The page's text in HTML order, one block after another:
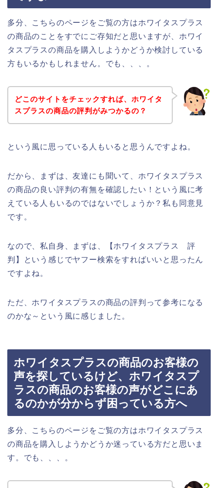
多分、こちらのページをご覧の方はホワイタスプラス
の商品のことをすでにご存知だと思いますが、ホワイ
タスプラスの商品を購入しようかどうか検討している
方もいるかもしれません。でも、、、。
どこのサイトをチェックすれば、ホワイタ
スプラスの商品の評判がみつかるの？
という風に思っている人もいると思うんですよね。
だから、まずは、友達にも聞いて、ホワイタスプラス
の商品の良い評判の有無を確認したい！という風に考
えている人もいるのではないでしょうか？私も同意見
です。
なので、私自身、まずは、【ホワイタスプラス 評
判】という感じでヤフー検索をすればいいと思ったん
ですよね。
ただ、ホワイタスプラスの商品の評判って参考になる
のかな～という風に感じました。
ホワイタスプラスの商品のお客様の
声を探しているけど、ホワイタスプ
ラスの商品のお客様の声がどこにあ
るのかが分からず困っている方へ
多分、こちらのページをご覧の方はホワイタスプラス
の商品を購入しようかどうか迷っている方だと思いま
す。でも、、、。